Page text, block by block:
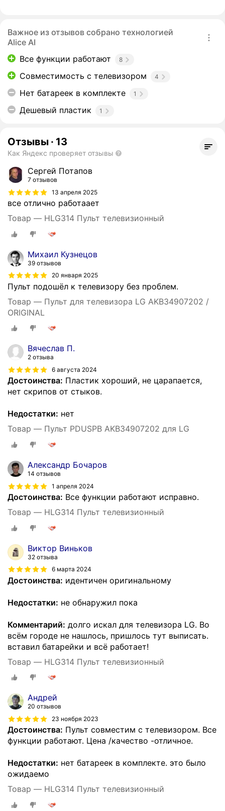
Важное из отзывов собрано технологией
Alice AI
Все функции работают
8
Совместимость с телевизором 4
Нет батареек в комплекте 1
Дешевый пластик 1
Отзывы · 13
Как Яндекс проверяет отзывы
Сергей Потапов
7 отзывов
13 апреля 2025
все отлично работаает
Товар — HLG314 Пульт телевизионный
Михаил Кузнецов
39 отзывов
20 января 2025
Пульт подошёл к телевизору без проблем.
Товар — Пульт для телевизора LG AKB34907202 /
ORIGINAL
Вячеслав П.
2 отзыва
6 августа 2024
Достоинства: Пластик хороший, не царапается,
нет скрипов от стыков.
Недостатки: нет
Товар — Пульт PDUSPB AKB34907202 для LG
Александр Бочаров
14 отзывов
1 апреля 2024
Достоинства: Все функции работают исправно.
Товар — HLG314 Пульт телевизионный
Виктор Виньков
32 отзыва
6 марта 2024
Достоинства: идентичен оригинальному
Недостатки: не обнаружил пока
Комментарий: долго искал для телевизора LG. Во
всём городе не нашлось, пришлось тут выписать.
вставил батарейки и всё работает!
Товар — HLG314 Пульт телевизионный
Андрей
20 отзывов
23 ноября 2023
Достоинства: Пульт совместим с телевизором. Все
функции работают. Цена /качество -отличное.
Недостатки: нет батареек в комплекте. это было
ожидаемо
Товар — HLG314 Пульт телевизионный